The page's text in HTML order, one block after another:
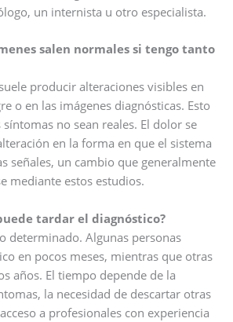
un internista u otro especialista.
salen normales si tengo tanto
producir alteraciones visibles en
o en las imágenes diagnósticas. Esto
no sean reales. El dolor se
en la forma en que el sistema
señales, un cambio que generalmente
mediante estos estudios.
tardar el diagnóstico?
determinado. Algunas personas
en pocos meses, mientras que otras
años. El tiempo depende de la
la necesidad de descartar otras
a profesionales con experiencia